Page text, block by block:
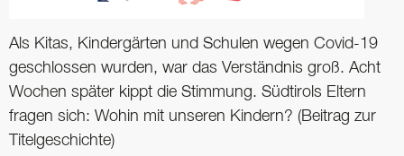
Als Kitas, Kindergärten und Schulen wegen Covid-19
geschlossen wurden, war das ­Verständnis groß. Acht
Wochen später kippt die Stimmung. Südtirols Eltern
fragen sich: Wohin mit unseren Kindern? (Beitrag zur
Titelgeschichte)